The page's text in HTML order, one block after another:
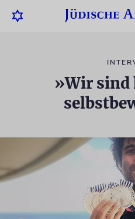
»Wir sind